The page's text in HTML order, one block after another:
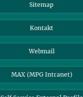
Sitemap
Kontakt
Webmail
MAX (MPG Intranet)